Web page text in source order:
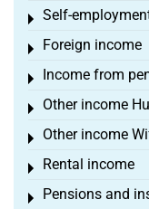
Self-
Toggle menu
Foreign income
Toggle menu
Income from
Toggle menu
Other income
Toggle menu
Other income
Toggle menu
Rental income
Toggle menu
Pensions and
Toggle menu